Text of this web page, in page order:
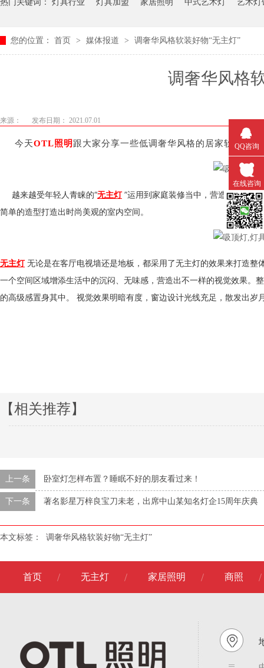
热门关键词： 灯具行业 灯具加盟 家居照明 中式艺术灯 艺术灯
您的位置： 首页 > 媒体报道 > 调奢华风格软装好物“无主灯”
调奢华风格
来源： 发布日期： 2021.07.01
今天OTL照明 跟大家分享一些低调奢华风格的居家软装好物
越来越受年轻人青睐的“无主灯 ”运用到家庭装修当中，营造出不一
简单的造型打造出时尚美观的室内空间。
无主灯 无论是在客厅电视墙还是地板，都采用了无主灯的效果来打造整体房
一个空间区域增添生活中的沉闷、无味感，营造出不一样的视觉效果。
的高级感置身其中。
视觉效果明暗有度，窗边设计光线充足，散发出
【相关推荐】
上一条 卧室灯怎样布置？睡眠不好的朋友看过来！
下一条 著名影星万梓良宝刀未老，出席中山某知名灯企15周年庆典
本文标签： 调奢华风格软装好物“无主灯”
首页 无主灯 家居照明 商照
QQ咨询
在线咨询
微信扫一扫